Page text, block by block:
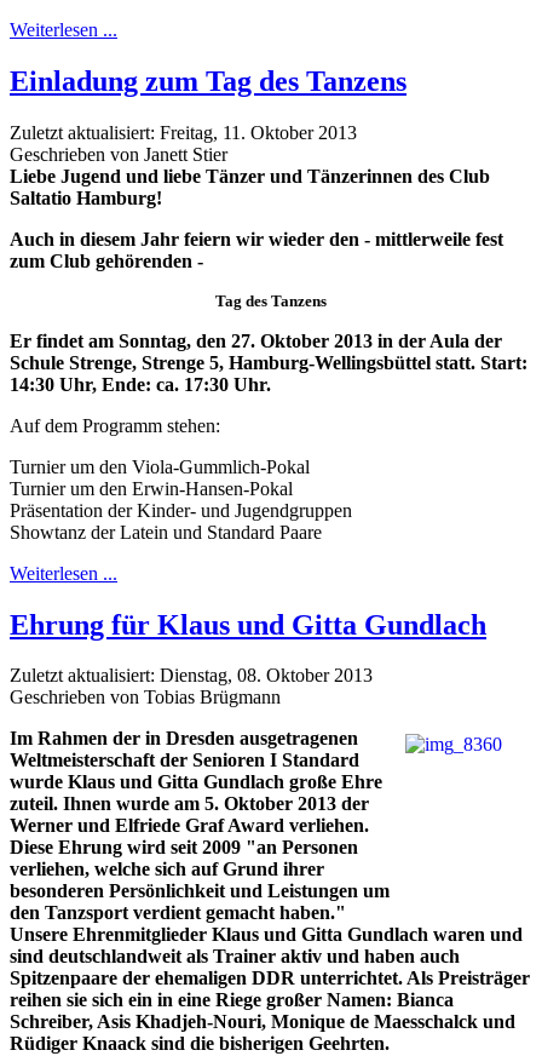
Weiterlesen ...
Einladung zum Tag des Tanzens
Zuletzt aktualisiert: Freitag, 11. Oktober 2013
Geschrieben von Janett Stier
Liebe Jugend und liebe Tänzer und Tänzerinnen des Club
Saltatio Hamburg!
Auch in diesem Jahr feiern wir wieder den - mittlerweile fest
zum Club gehörenden -
Tag des Tanzens
Er findet am Sonntag, den 27. Oktober 2013 in der Aula der
Schule Strenge, Strenge 5, Hamburg-Wellingsbüttel statt. Start:
14:30 Uhr, Ende: ca. 17:30 Uhr.
Auf dem Programm stehen:
Turnier um den Viola-Gummlich-Pokal
Turnier um den Erwin-Hansen-Pokal
Präsentation der Kinder- und Jugendgruppen
Showtanz der Latein und Standard Paare
Weiterlesen ...
Ehrung für Klaus und Gitta Gundlach
Zuletzt aktualisiert: Dienstag, 08. Oktober 2013
Geschrieben von Tobias Brügmann
Im Rahmen der in Dresden ausgetragenen
Weltmeisterschaft der Senioren I Standard
wurde Klaus und Gitta Gundlach große Ehre
zuteil. Ihnen wurde am 5. Oktober 2013 der
Werner und Elfriede Graf Award verliehen.
Diese Ehrung wird seit 2009 "an Personen
verliehen, welche sich auf Grund ihrer
besonderen Persönlichkeit und Leistungen um
den Tanzsport verdient gemacht haben."
Unsere Ehrenmitglieder Klaus und Gitta Gundlach waren und
sind deutschlandweit als Trainer aktiv und haben auch
Spitzenpaare der ehemaligen DDR unterrichtet. Als Preisträger
reihen sie sich ein in eine Riege großer Namen: Bianca
Schreiber, Asis Khadjeh-Nouri, Monique de Maesschalck und
Rüdiger Knaack sind die bisherigen Geehrten.